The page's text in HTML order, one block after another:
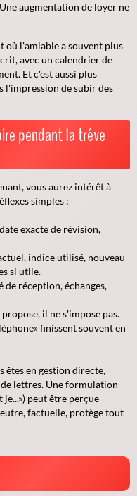
augmentation de loyer ne
où l'amiable a souvent plus
avec un calendrier de
Et c'est aussi plus
l'impression de subir des
pendant la trêve
vous aurez intérêt à
simples :
exacte de révision,
indice utilisé, nouveau
si utile.
de réception, échanges,
propose, il ne s'impose pas.
finissent souvent en
êtes en gestion directe,
lettres. Une formulation
je...») peut être perçue
factuelle, protège tout